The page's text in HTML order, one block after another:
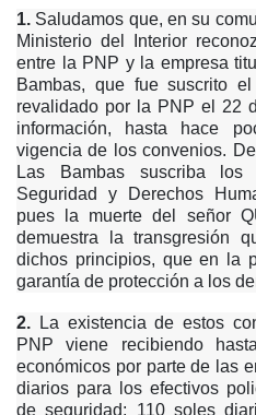
1. Saludamos que, en su
Ministerio del Interior
entre la PNP y la empresa
Bambas, que fue suscrito
revalidado por la PNP el 22
información, hasta hace
vigencia de los convenios.
Las Bambas suscriba los
Seguridad y Derechos
pues la muerte del señor
demuestra la transgresión
dichos principios, que en la
garantía de protección a los
2.
La existencia de estos
PNP viene recibiendo
económicos por parte de las
diarios para los efectivos
de seguridad; 110 soles